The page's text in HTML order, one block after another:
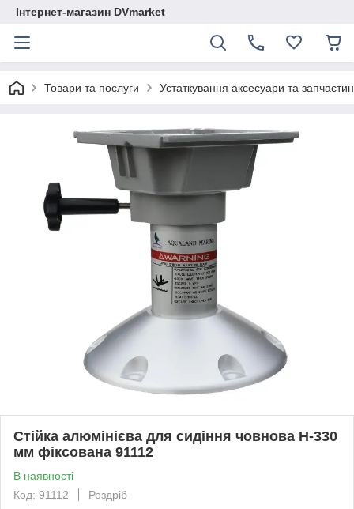
Інтернет-магазин DVmarket
Товари та послуги Устаткування аксесуари та
Стійка алюмінієва для сидіння човнова H-330
мм фіксована 91112
В наявності
Код: 91112
Роздріб